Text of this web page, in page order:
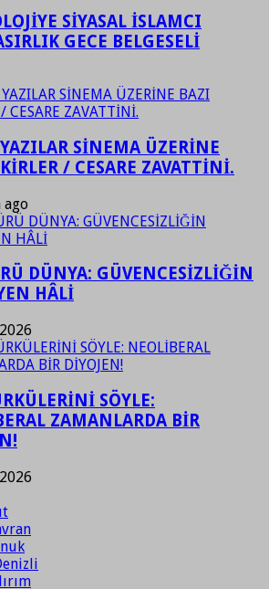
SİYASAL İSLAMCI
GECE BELGESELİ
SİNEMA ÜZERİNE
/ CESARE ZAVATTİNİ.
ago
DÜNYA: GÜVENCESİZLİĞİN
HÂLİ
SÖYLE:
ZAMANLARDA BİR